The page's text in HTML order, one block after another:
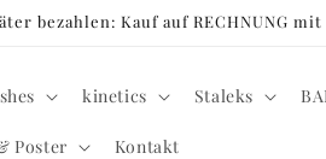
bezahlen: Kauf auf RECHNUNG
kinetics Staleks
Poster Kontakt